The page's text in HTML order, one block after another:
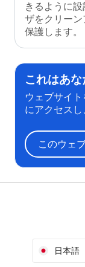
きるように
ザをクリー
保護します。
これはあ
ウェブサイ
にアクセスし
このウェ
日本語